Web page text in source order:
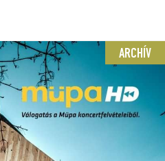
ARCHÍV